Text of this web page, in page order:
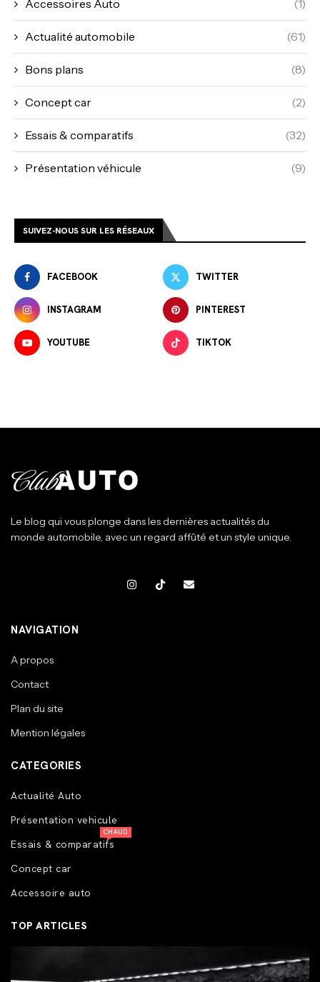
Accessoires Auto (1)
Actualité automobile (61)
Bons plans (8)
Concept car (2)
Essais & comparatifs (32)
Présentation véhicule (9)
SUIVEZ-NOUS SUR LES RÉSEAUX
FACEBOOK TWITTER
INSTAGRAM PINTEREST
YOUTUBE TIKTOK
Le blog qui vous plonge dans les dernières actualités du
monde automobile, avec un regard affûté et un style unique.
NAVIGATION
A propos
Contact
Plan du site
Mention légales
CATEGORIES
Actualité Auto
Présentation vehicule
Essais & comparatifs
CHAUD
Concept car
Accessoire auto
TOP ARTICLES